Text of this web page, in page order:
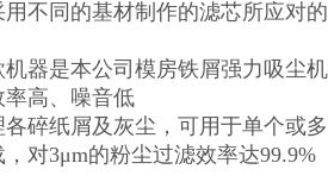
不同的基材制作的滤芯所应对
器是本公司模房铁屑强力吸尘
高、噪音低
碎纸屑及灰尘，可用于单个或
对3μm的粉尘过滤效率达99.9%